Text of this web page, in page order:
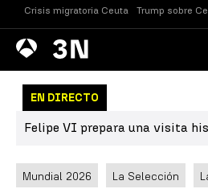
Crisis migratoria Ceuta Trump sobre
Antena
3 Noticias
EN DIRECTO
Felipe VI prepara una visita
Mundial 2026 La Selección